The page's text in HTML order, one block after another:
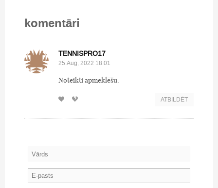
komentāri
TENNISPRO17
25.Aug, 2022 18:01
Noteikti apmeklēšu.
ATBILDĒT